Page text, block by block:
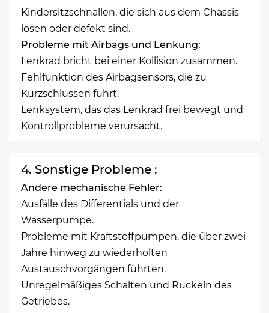
Kindersitzschnallen, die sich aus dem Chassis
lösen oder defekt sind.
Probleme mit Airbags und Lenkung:
Lenkrad bricht bei einer Kollision zusammen.
Fehlfunktion des Airbagsensors, die zu
Kurzschlüssen führt.
Lenksystem, das das Lenkrad frei bewegt und
Kontrollprobleme verursacht.
4. Sonstige Probleme :
Andere mechanische Fehler:
Ausfälle des Differentials und der
Wasserpumpe.
Probleme mit Kraftstoffpumpen, die über zwei
Jahre hinweg zu wiederholten
Austauschvorgängen führten.
Unregelmäßiges Schalten und Ruckeln des
Getriebes.